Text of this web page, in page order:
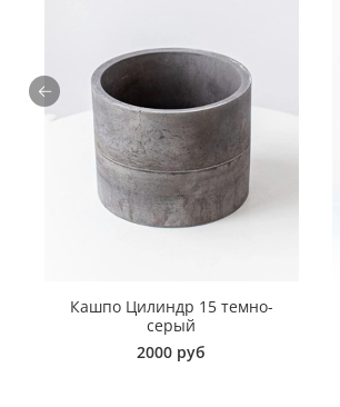
Кашпо Цилиндр 15 темно-
серый
2000 руб